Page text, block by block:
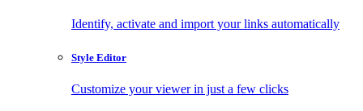
Identify, activate and import your links automatically
Style Editor
Customize your viewer in just a few clicks